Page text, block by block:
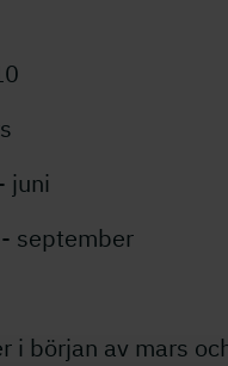
juni
september
i början av mars